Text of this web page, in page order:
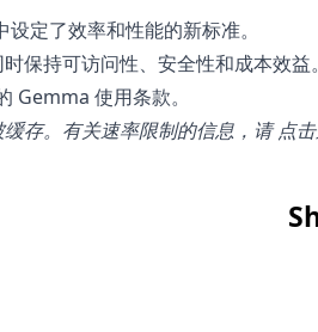
定了效率和性能的新标准。
保持可访问性、安全性和成本效益。
Gemma 使用条款。
存。有关速率限制的信息，请点